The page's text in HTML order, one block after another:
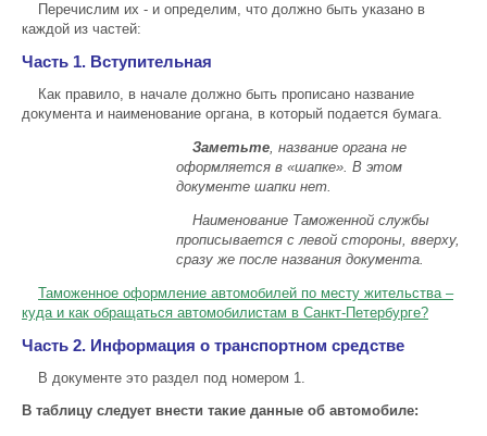
Перечислим их - и определим, что должно быть указано в
каждой из частей:
Часть 1. Вступительная
Как правило, в начале должно быть прописано название
документа и наименование органа, в который подается бумага.
Заметьте, название органа не
оформляется в «шапке». В этом
документе шапки нет.
Наименование Таможенной службы
прописывается с левой стороны, вверху,
сразу же после названия документа.
Таможенное оформление автомобилей по месту жительства –
куда и как обращаться автомобилистам в Санкт-Петербурге?
Часть 2. Информация о транспортном средстве
В документе это раздел под номером 1.
В таблицу следует внести такие данные об автомобиле: